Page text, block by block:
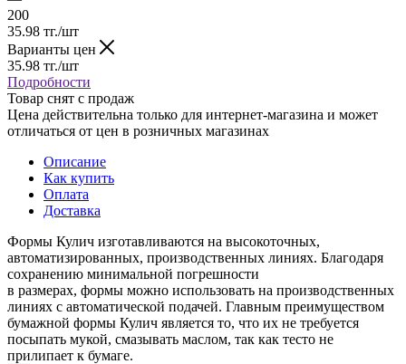
200
35.98 тг./шт
Варианты цен
35.98 тг./шт
Подробности
Товар снят с продаж
Цена действительна только для интернет-магазина и может
отличаться от цен в розничных магазинах
Описание
Как купить
Оплата
Доставка
Формы Кулич изготавливаются на высокоточных,
автоматизированных, производственных линиях. Благодаря
сохранению минимальной погрешности
в размерах, формы можно использовать на производственных
линиях с автоматической подачей. Главным преимуществом
бумажной формы Кулич является то, что их не требуется
посыпать мукой, смазывать маслом, так как тесто не
прилипает к бумаге.